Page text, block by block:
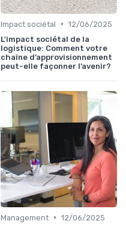
Impact sociétal • 12/06/2025
L'impact sociétal de la
logistique: Comment votre
chaîne d’approvisionnement
peut-elle façonner l’avenir?
Management • 12/06/2025